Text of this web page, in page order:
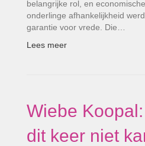
belangrijke rol, en
onderlinge afhankelijkheid
garantie voor vrede. Die…
Lees meer
Wiebe
dit keer niet